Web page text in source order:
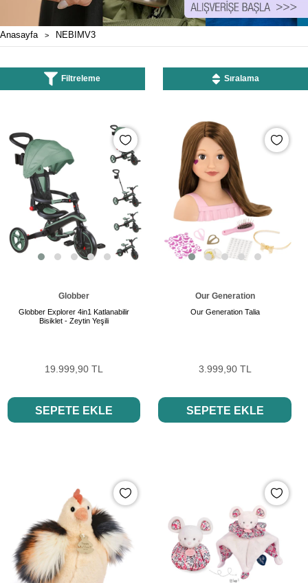
Anasayfa NEBIMV3
Filtreleme Sıralama
Globber
Globber Explorer 4in1 Katlanabilir
Bisiklet - Zeytin Yeşili
19.999,90 TL
SEPETE EKLE
Our Generation
Our Generation Talia
3.999,90 TL
SEPETE EKLE